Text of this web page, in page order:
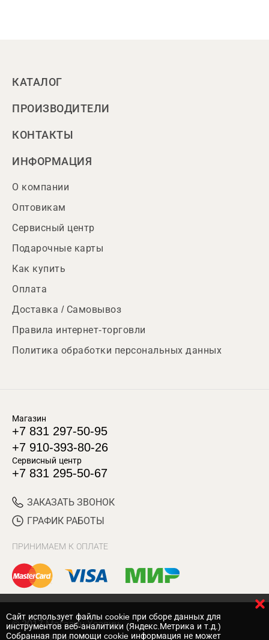
КАТАЛОГ
ПРОИЗВОДИТЕЛИ
КОНТАКТЫ
ИНФОРМАЦИЯ
О компании
Оптовикам
Сервисный центр
Подарочные карты
Как купить
Оплата
Доставка / Самовывоз
Правила интернет-торговли
Политика обработки персональных данных
Магазин
+7 831 297-50-95
+7 910-393-80-26
Сервисный центр
+7 831 295-50-67
ЗАКАЗАТЬ ЗВОНОК
ГРАФИК РАБОТЫ
ПРИНИМАЕМ К ОПЛАТЕ
© 2017 Магазин Хозяин
Cайт использует файлы cookie при сборе данных для
инструментов веб-аналитики (Яндекс.Метрика и т.д.)
Собранная при помощи cookie информация не может